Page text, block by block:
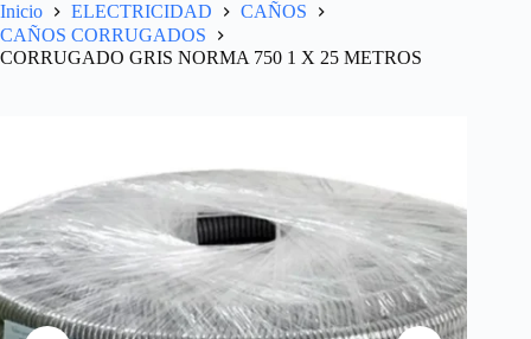
Inicio ELECTRICIDAD
CAÑOS
CAÑOS CORRUGADOS
CORRUGADO GRIS NORMA 750 1 X 25 METROS